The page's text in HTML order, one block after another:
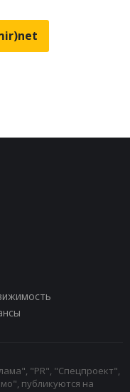
"PR", "Спецпроект",
публикуются на